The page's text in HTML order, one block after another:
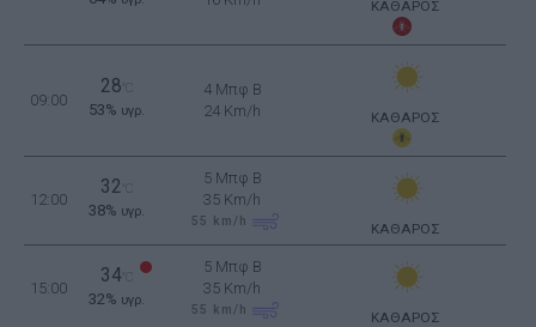
ΚΑΘΑΡΟΣ
09:00
28
53% υγρ.
4 Μπφ B
24 Km/h
ΚΑΘΑΡΟΣ
12:00
32
38% υγρ.
5 Μπφ B
35 Km/h
55 km/h ΚΑΘΑΡΟΣ
15:00
34°C
32% υγρ.
5 Μπφ B
35 Km/h
55 km/h ΚΑΘΑΡΟΣ